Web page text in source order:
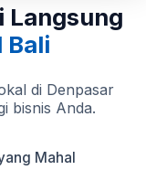
Langsung
Bali
di Denpasar
bisnis Anda.
Mahal